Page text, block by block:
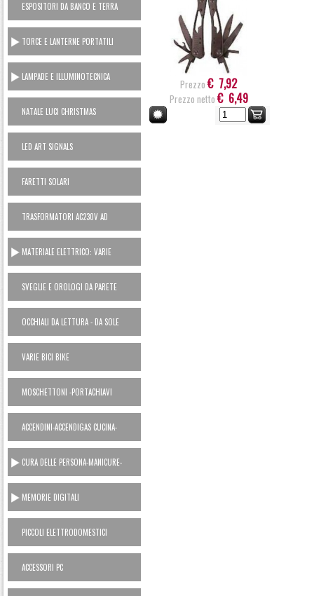
ESPOSITORI DA BANCO E TERRA
TORCE E LANTERNE PORTATILI
LAMPADE E ILLUMINOTECNICA
NATALE LUCI CHRISTMAS
LED ART SIGNALS
FARETTI SOLARI
TRASFORMATORI AC230V AD
ALIMENTATORI 12V
MATERIALE ELETTRICO: VARIE
SVEGLIE E OROLOGI DA PARETE
OCCHIALI DA LETTURA - DA SOLE
VARIE BICI BIKE
MOSCHETTONI -PORTACHIAVI
ACCENDINI-ACCENDIGAS CUCINA-
RICARICA GAS
CURA DELLE PERSONA-MANICURE-
LAMETTE
MEMORIE DIGITALI
PICCOLI ELETTRODOMESTICI
AC230V
ACCESSORI PC
Prezzo € 7,92
Prezzo netto € 6,49